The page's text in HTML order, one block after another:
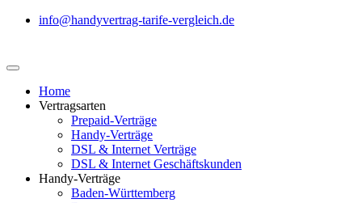
info@handyvertrag-tarife-vergleich.de
Home
Vertragsarten
Prepaid-Verträge
Handy-Verträge
DSL & Internet Verträge
DSL & Internet Geschäftskunden
Handy-Verträge
Baden-Württemberg